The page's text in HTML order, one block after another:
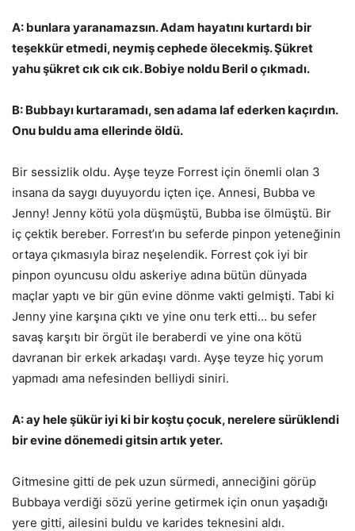
A: bunlara yaranamazsın. Adam hayatını kurtardı bir
teşekkür etmedi, neymiş cephede ölecekmiş. Şükret
yahu şükret cık cık cık. Bobiye noldu Beril o çıkmadı.
B: Bubbayı kurtaramadı, sen adama laf ederken kaçırdın.
Onu buldu ama ellerinde öldü.
Bir sessizlik oldu. Ayşe teyze Forrest için önemli olan 3
insana da saygı duyuyordu içten içe. Annesi, Bubba ve
Jenny! Jenny kötü yola düşmüştü, Bubba ise ölmüştü. Bir
iç çektik bereber. Forrest’ın bu seferde pinpon yeteneğinin
ortaya çıkmasıyla biraz neşelendik. Forrest çok iyi bir
pinpon oyuncusu oldu askeriye adına bütün dünyada
maçlar yaptı ve bir gün evine dönme vakti gelmişti. Tabi ki
Jenny yine karşına çıktı ve yine onu terk etti… bu sefer
savaş karşıtı bir örgüt ile beraberdi ve yine ona kötü
davranan bir erkek arkadaşı vardı. Ayşe teyze hiç yorum
yapmadı ama nefesinden belliydi siniri.
A: ay hele şükür iyi ki bir koştu çocuk, nerelere sürüklendi
bir evine dönemedi gitsin artık yeter.
Gitmesine gitti de pek uzun sürmedi, anneciğini görüp
Bubbaya verdiği sözü yerine getirmek için onun yaşadığı
yere gitti, ailesini buldu ve karides teknesini aldı.